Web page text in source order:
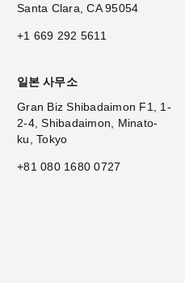
Santa Clara, CA 95054
+1 669 292 5611
일본 사무소
Gran Biz Shibadaimon F1, 1-
2-4, Shibadaimon, Minato-
ku, Tokyo
+81 080 1680 0727